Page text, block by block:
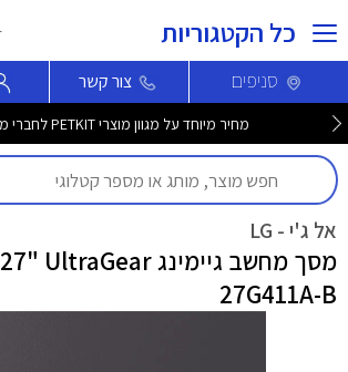
כל הקטגוריות
סניפים צור קשר
מחיר מיוחד על מגוון מוצרי PETKIT לחברי מועדון >>
אל ג'י - LG
מסך מחשב גיימינג ‎27"‎ UltraGear
27G411A-B